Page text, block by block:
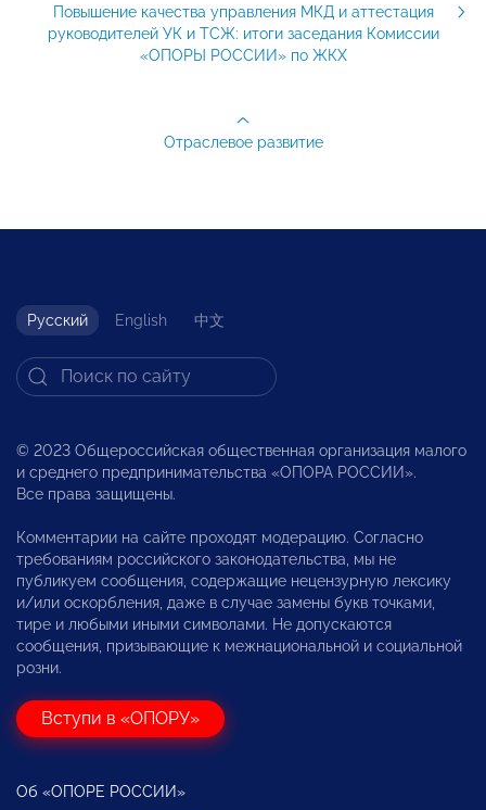
Повышение качества управления МКД и аттестация
руководителей УК и ТСЖ: итоги заседания Комиссии
«ОПОРЫ РОССИИ» по ЖКХ
Отраслевое развитие
Русский English 中文
© 2023 Общероссийская общественная организация малого
и среднего предпринимательства «ОПОРА РОССИИ».
Все права защищены.
Комментарии на сайте проходят модерацию. Согласно
требованиям российского законодательства, мы не
публикуем сообщения, содержащие нецензурную лексику
и/или оскорбления, даже в случае замены букв точками,
тире и любыми иными символами. Не допускаются
сообщения, призывающие к межнациональной и социальной
розни.
Вступи в «ОПОРУ»
Об «ОПОРЕ РОССИИ»